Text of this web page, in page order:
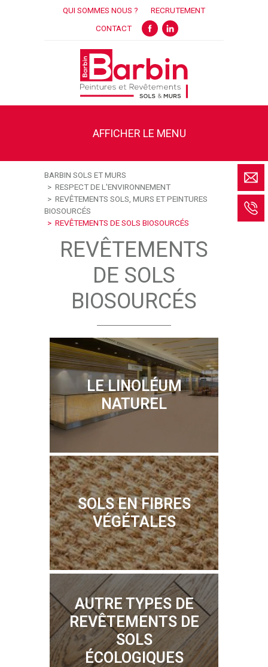
AFFICHER LE MENU
QUI SOMMES NOUS ?
RECRUTEMENT
CONTACT
BARBIN SOLS ET MURS
RESPECT DE L'ENVIRONNEMENT
REVÊTEMENTS SOLS, MURS ET PEINTURES
BIOSOURCÉS
REVÊTEMENTS DE SOLS BIOSOURCÉS
REVÊTEMENTS
DE SOLS
BIOSOURCÉS
LE LINOLÉUM
NATUREL
DÉCOUVRIR
SOLS EN FIBRES
VÉGÉTALES
DÉCOUVRIR
AUTRE TYPES DE
REVÊTEMENTS DE
SOLS
ÉCOLOGIQUES